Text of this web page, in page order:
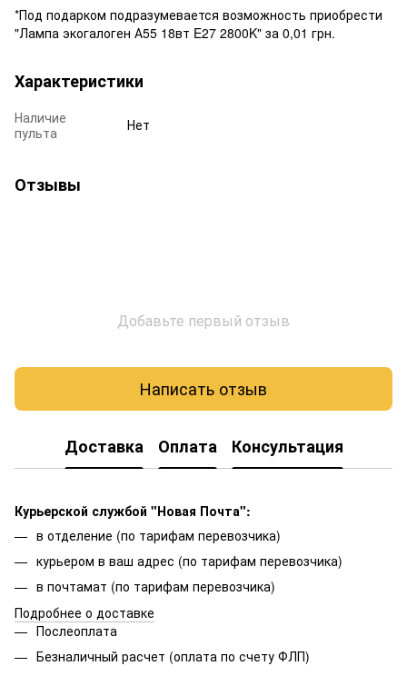
*Под подарком подразумевается возможность приобрести
"Лампа экогалоген А55 18вт E27 2800K" за 0,01 грн.
Характеристики
Наличие
пульта
Нет
Отзывы
Добавьте первый отзыв
Написать отзыв
Доставка Оплата Консультация
Курьерской службой "Новая Почта":
в отделение (по тарифам перевозчика)
курьером в ваш адрес (по тарифам перевозчика)
в почтамат (по тарифам перевозчика)
Подробнее о доставке
Послеоплата
Безналичный расчет (оплата по счету ФЛП)